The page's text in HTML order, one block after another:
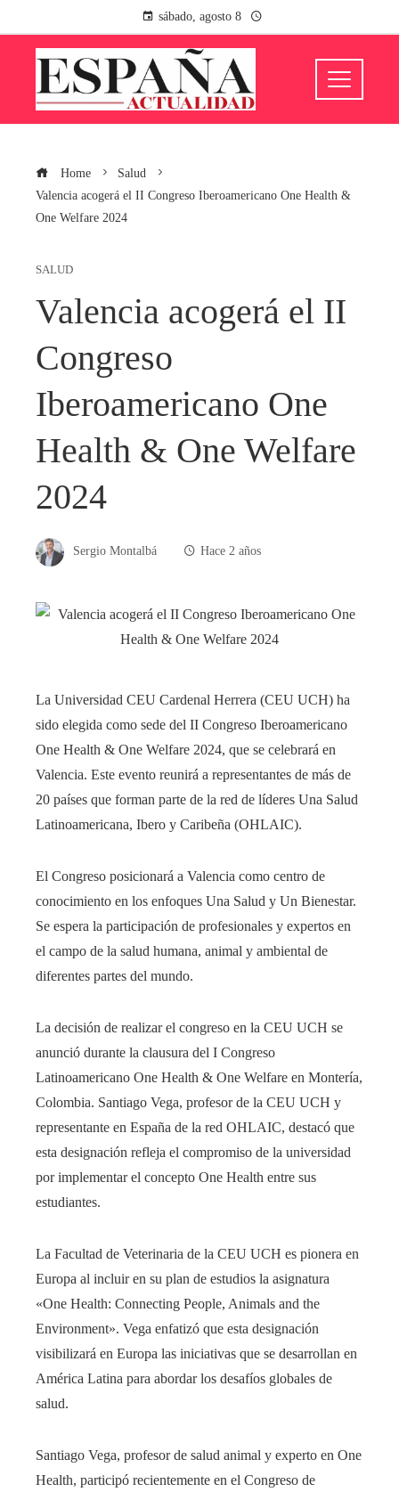
sábado, agosto 8
Home
Salud
Valencia acogerá el II Congreso Iberoamericano One Health &
One Welfare 2024
SALUD
Valencia acogerá el II
Congreso
Iberoamericano One
Health & One Welfare
2024
Sergio Montalbá Hace 2 años
La Universidad CEU Cardenal Herrera (CEU UCH) ha
sido elegida como sede del II Congreso Iberoamericano
One Health & One Welfare 2024, que se celebrará en
Valencia. Este evento reunirá a representantes de más de
20 países que forman parte de la red de líderes Una Salud
Latinoamericana, Ibero y Caribeña (OHLAIC).
El Congreso posicionará a Valencia como centro de
conocimiento en los enfoques Una Salud y Un Bienestar.
Se espera la participación de profesionales y expertos en
el campo de la salud humana, animal y ambiental de
diferentes partes del mundo.
La decisión de realizar el congreso en la CEU UCH se
anunció durante la clausura del I Congreso
Latinoamericano One Health & One Welfare en Montería,
Colombia. Santiago Vega, profesor de la CEU UCH y
representante en España de la red OHLAIC, destacó que
esta designación refleja el compromiso de la universidad
por implementar el concepto One Health entre sus
estudiantes.
La Facultad de Veterinaria de la CEU UCH es pionera en
Europa al incluir en su plan de estudios la asignatura
«One Health: Connecting People, Animals and the
Environment». Vega enfatizó que esta designación
visibilizará en Europa las iniciativas que se desarrollan en
América Latina para abordar los desafíos globales de
salud.
Santiago Vega, profesor de salud animal y experto en One
Health, participó recientemente en el Congreso de